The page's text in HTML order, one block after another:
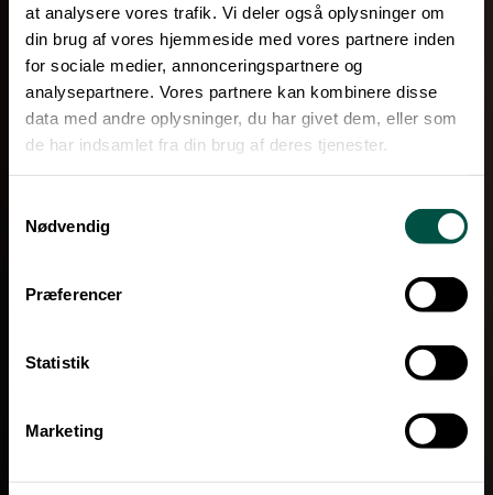
at analysere vores trafik. Vi deler også oplysninger om
din brug af vores hjemmeside med vores partnere inden
for sociale medier, annonceringspartnere og
analysepartnere. Vores partnere kan kombinere disse
data med andre oplysninger, du har givet dem, eller som
de har indsamlet fra din brug af deres tjenester.
Nødvendig
Præferencer
Statistik
Marketing